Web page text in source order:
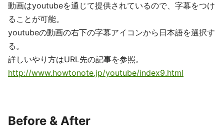
動画はyoutubeを通じて提供されているので、字幕をつけ
ることが可能。
youtubeの動画の右下の字幕アイコンから日本語を選択す
る。
詳しいやり方はURL先の記事を参照。
http://www.howtonote.jp/youtube/index9.html
Before & After